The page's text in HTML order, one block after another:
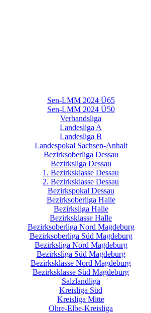
Sen-LMM 2024 Ü65
Sen-LMM 2024 Ü50
Verbandsliga
Landesliga A
Landesliga B
Landespokal Sachsen-Anhalt
Bezirksoberliga Dessau
Bezirksliga Dessau
1. Bezirksklasse Dessau
2. Bezirksklasse Dessau
Bezirkspokal Dessau
Bezirksoberliga Halle
Bezirksliga Halle
Bezirksklasse Halle
Bezirksoberliga Nord Magdeburg
Bezirksoberliga Süd Magdeburg
Bezirksliga Nord Magdeburg
Bezirksliga Süd Magdeburg
Bezirksklasse Nord Magdeburg
Bezirksklasse Süd Magdeburg
Salzlandliga
Kreisliga Süd
Kreisliga Mitte
Ohre-Elbe-Kreisliga